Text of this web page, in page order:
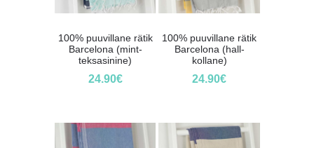
100% puuvillane rätik
Barcelona (mint-
teksasinine)
24.90€
100% puuvillane rätik
Barcelona (hall-
kollane)
24.90€